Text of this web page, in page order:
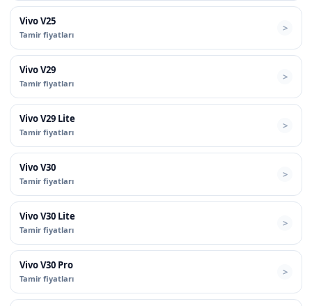
Vivo V25
Tamir fiyatları
Vivo V29
Tamir fiyatları
Vivo V29 Lite
Tamir fiyatları
Vivo V30
Tamir fiyatları
Vivo V30 Lite
Tamir fiyatları
Vivo V30 Pro
Tamir fiyatları